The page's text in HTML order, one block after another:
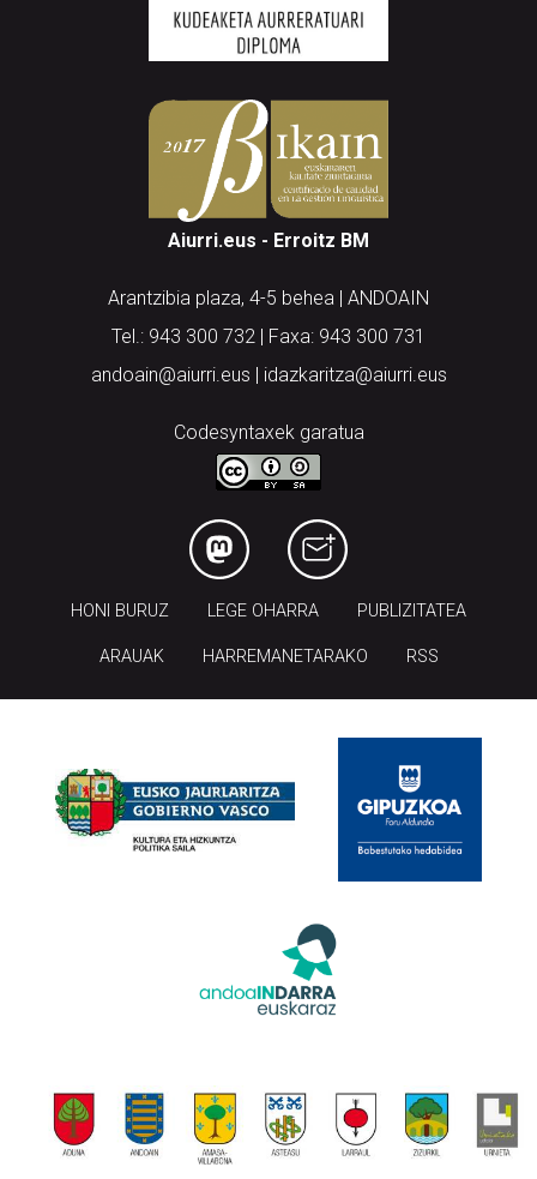
Aiurri.eus - Erroitz BM
Arantzibia plaza, 4-5 behea | ANDOAIN
Tel.: 943 300 732 | Faxa: 943 300 731
andoain@aiurri.eus | idazkaritza@aiurri.eus
Codesyntaxek garatua
HONI BURUZ LEGE OHARRA PUBLIZITATEA
ARAUAK HARREMANETARAKO RSS